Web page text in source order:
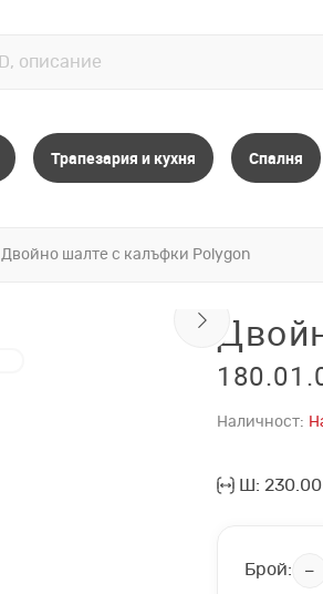
Трапезария и кухня Спалня
Двойно шалте с калъфки Polygon
Наличност:
Ш:
Брой: